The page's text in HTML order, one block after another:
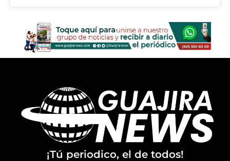
¡Tú periodico, el de todos!